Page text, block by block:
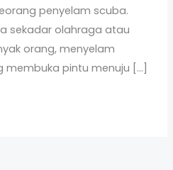
penyelam scuba.
sekadar olahraga atau
orang, menyelam
pintu menuju […]